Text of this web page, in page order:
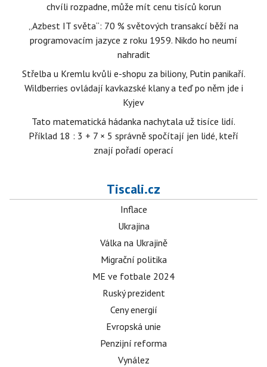
chvíli rozpadne, může mít cenu tisíců korun
„Azbest IT světa“: 70 % světových transakcí běží na
programovacím jazyce z roku 1959. Nikdo ho neumí
nahradit
Střelba u Kremlu kvůli e-shopu za biliony, Putin panikaří.
Wildberries ovládají kavkazské klany a teď po něm jde i
Kyjev
Tato matematická hádanka nachytala už tisíce lidí.
Příklad 18 : 3 + 7 × 5 správně spočítají jen lidé, kteří
znají pořadí operací
Tiscali.cz
Inflace
Ukrajina
Válka na Ukrajině
Migrační politika
ME ve fotbale 2024
Ruský prezident
Ceny energií
Evropská unie
Penzijní reforma
Vynález